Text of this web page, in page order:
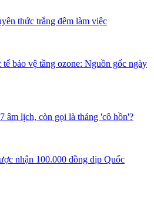
thức trắng đêm làm việc
bảo vệ tầng ozone: Nguồn gốc ngày
âm lịch, còn gọi là tháng 'cô hồn'?
nhận 100.000 đồng dịp Quốc